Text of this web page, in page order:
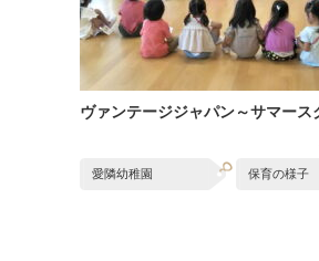
ヴァンテージジャパン～サマース
愛隣幼稚園 保育の様子